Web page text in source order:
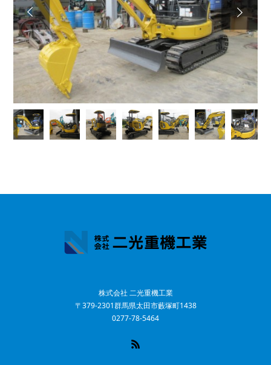
Next
株式会社 二光重機工業
〒379-2301群馬県太田市藪塚町1438
0277-78-5464